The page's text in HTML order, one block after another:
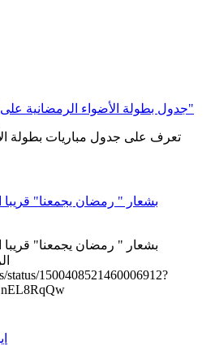
جدول بطولة الأضواء الرمضانية على كأس الأسطورة "محمد نور"
تعرف على جدول مباريات بطولة
بشعار " رمضان يجمعنا" قريبا
بشعار " رمضان يجمعنا" قريبا
status/1500408521460006912?